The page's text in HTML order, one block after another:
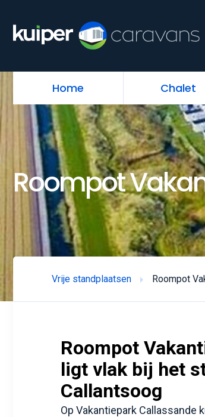
Home Chalet
Roompot
Vrije standplaatsen Roompot
Roompot
ligt vlak bij het
Callantsoog
Op Vakantiepark Callassande